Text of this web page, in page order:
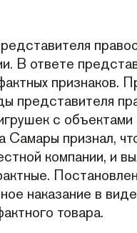
В ответе
признаков.
представителя
с
Самары признал,
компании, и
наказание в
товара.